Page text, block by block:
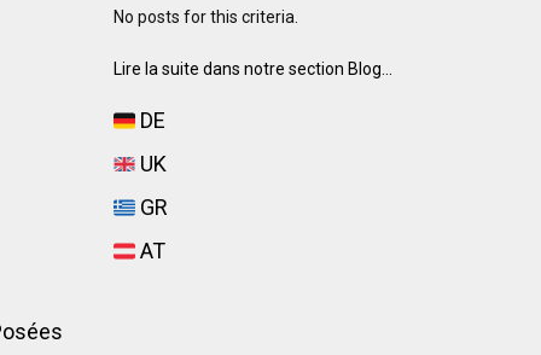
No posts for this criteria.
Lire la suite dans notre section Blog...
DE
UK
GR
AT